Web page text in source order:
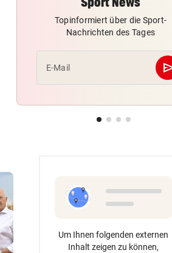
RADSPORT
Gall behauptet Burgos-
vor dem Schlusstag!
ins Halbfinale ein
Topinformiert über die Sport-
Nachrichten des Tages
E-Mail
Um Ihnen folgenden externen
Inhalt zeigen zu können,